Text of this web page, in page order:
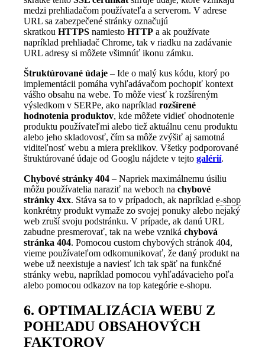
medzi prehliadačom používateľa a serverom. V adrese
URL sa zabezpečené stránky označujú
skratkouHTTPS namiestoHTTPa ak používate
napríklad prehliadač Chrome, tak v riadku na zadávanie
URL adresy si môžete všimnúť ikonu zámku.
Štruktúrované údaje – Ide o malý kus kódu, ktorý po
implementácii pomáha vyhľadávačom pochopiť kontext
vášho obsahu na webe. To môže viesť k rozšíreným
výsledkom v SERPe, ako napríkladrozšírené
hodnotenia produktov, kde môžete vidieť ohodnotenie
produktu používateľmi alebo tiež aktuálnu cenu produktu
alebo jeho skladovosť, čím sa môže zvýšiť aj samotná
viditeľnosť webu a miera preklikov. Všetky podporované
štruktúrované údaje od Googlu nájdete v tejtogalérií.
Chybové stránky 404 – Napriek maximálnemu úsiliu
môžu používatelia naraziť na weboch nachybové
stránky 4xx. Stáva sa to v prípadoch, ak napríklade-shop
konkrétny produkt vymaže zo svojej ponuky alebo nejaký
web zruší svoju podstránku. V prípade, ak danú URL
zabudne presmerovať, tak na webe vznikáchybová
stránka 404. Pomocou custom chybových stránok 404,
vieme používateľom odkomunikovať, že daný produkt na
webe už neexistuje a naviesť ich tak späť na funkčné
stránky webu, napríklad pomocou vyhľadávacieho poľa
alebo pomocou odkazov na top kategórie e-shopu.
6. OPTIMALIZÁCIA WEBU Z
POHĽADU OBSAHOVÝCH
FAKTOROV